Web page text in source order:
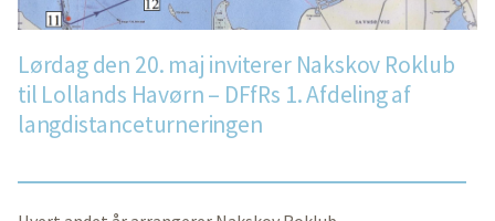
Lørdag den 20. maj inviterer Nakskov Roklub
til Lollands Havørn – DFfRs 1. Afdeling af
langdistanceturneringen